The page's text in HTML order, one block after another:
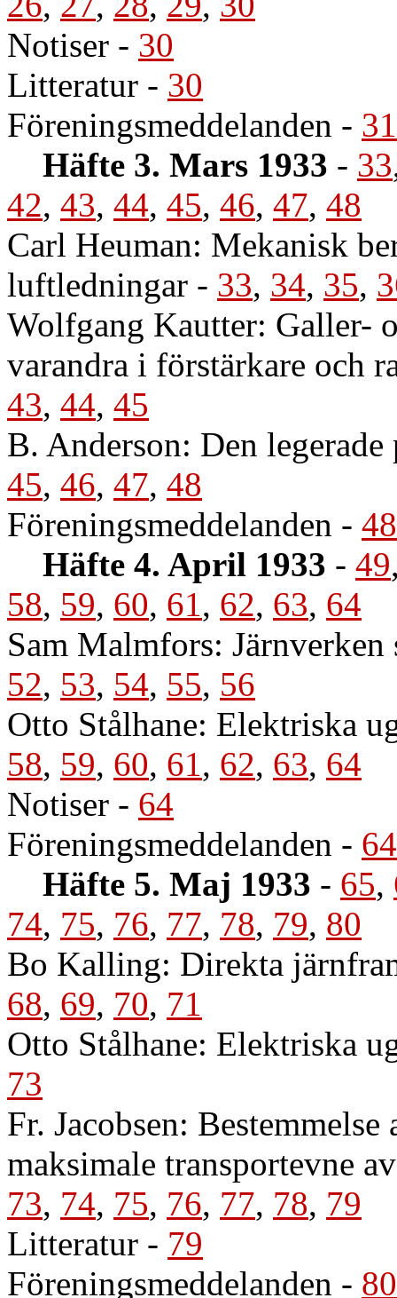
Notiser - 30
Litteratur - 30
Föreningsmeddelanden - 31
Häfte 3. Mars 1933 - 33
42, 43, 44, 45, 46, 47, 48
Carl Heuman: Mekanisk
luftledningar - 33, 34, 35,
Wolfgang Kautter: Galler-
varandra i förstärkare och
43, 44, 45
B. Anderson: Den legerade
45, 46, 47, 48
Föreningsmeddelanden - 48
Häfte 4. April 1933 - 49
58, 59, 60, 61, 62, 63, 64
Sam Malmfors:
52, 53, 54, 55, 56
Otto Stålhane: Elektriska
58, 59, 60, 61, 62, 63, 64
Notiser - 64
Föreningsmeddelanden - 64
Häfte 5. Maj 1933 - 65,
74, 75, 76, 77, 78, 79, 80
Bo Kalling: Direkta
68, 69, 70, 71
Otto Stålhane: Elektriska
73
Fr. Jacobsen:
maksimale transportevne
73, 74, 75, 76, 77, 78, 79
Litteratur - 79
Föreningsmeddelanden - 80